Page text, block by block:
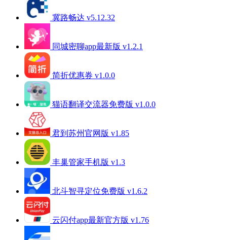
冀路畅达 v5.12.32
同城密聊app最新版 v1.2.1
简折优惠券 v1.0.0
猫语翻译交流器免费版 v1.0.0
君到苏州官网版 v1.85
丰巢管家手机版 v1.3
北斗智寻定位免费版 v1.6.2
云闪付app最新官方版 v1.76